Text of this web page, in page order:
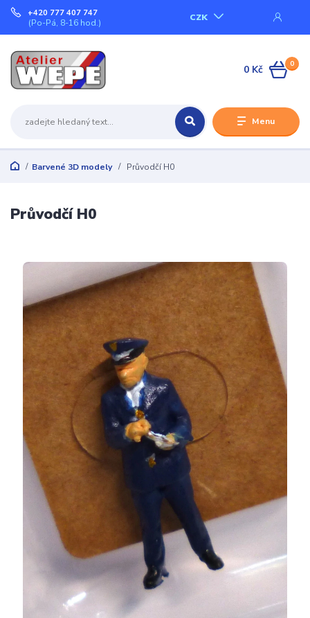
Menu
CZK
+420 777 407 747
(Po-Pá, 8-16 hod.)
0
0 Kč
Barvené 3D modely Průvodčí H0
Průvodčí H0